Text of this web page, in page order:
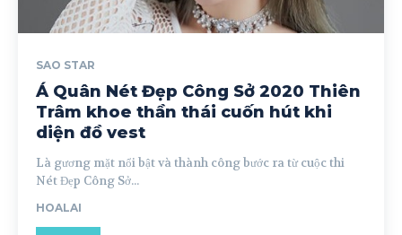
SAO STAR
Á Quân Nét Đẹp Công Sở 2020 Thiên
Trâm khoe thần thái cuốn hút khi
diện đồ vest
Là gương mặt nổi bật và thành công bước ra từ cuộc thi
Nét Đẹp Công Sở...
HOALAI